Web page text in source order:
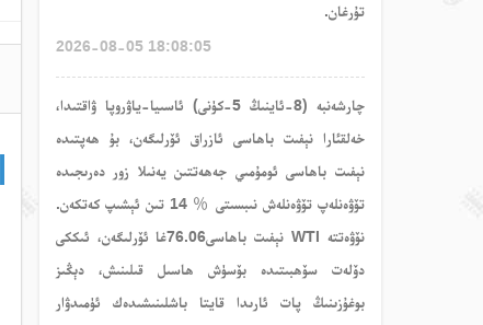
تۇرغان.
2026-08-05 18:08:05
چارشەنبە (8-ئاينىڭ 5-كۈنى) ئاسىيا-ياۋروپا ۋاقتىدا،
خەلقئارا نېفىت باھاسى ئازراق ئۆرلىگەن، بۇ ھەپتىدە
نېفىت باھاسى ئومۇمىي جەھەتتىن يەنىلا زور دەرىجىدە
تۆۋەنلەپ تۆۋەنلەش نىبسىتى ％ 14 تىن ئېشىپ كەتكەن.
نۆۋەتتە WTI نېفىت باھاسى76.06غا ئۆرلىگەن، ئىككى
دۆلەت سۆھبىتىدە بۆسۈش ھاسىل قىلىنىش، دېڭىز
بوغۇزىنىڭ پات ئارىدا قايتا باشلىنىشىدەك ئۈمىدۋار